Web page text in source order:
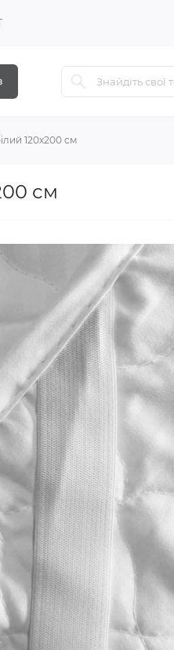
120х200 см
см